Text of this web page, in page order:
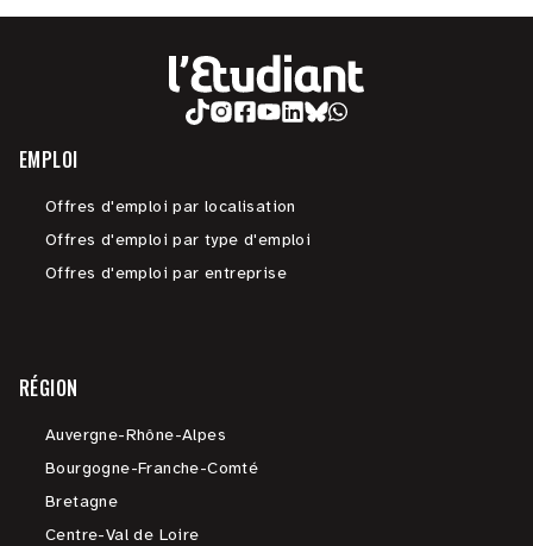
EMPLOI
Offres d'emploi par localisation
Offres d'emploi par type d'emploi
Offres d'emploi par entreprise
RÉGION
Auvergne-Rhône-Alpes
Bourgogne-Franche-Comté
Bretagne
Centre-Val de Loire